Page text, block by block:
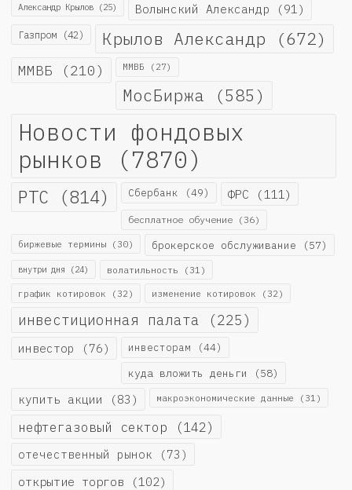
Александр Крылов (25) Волынский Александр (91)
Газпром (42) Крылов Александр (672)
ММВБ (210) ММВБ (27)
МосБиржа (585)
Новости фондовых
рынков (7870)
РТС (814) Сбербанк (49) ФРС (111)
бесплатное обучение (36)
биржевые термины (30) брокерское обслуживание (57)
внутри дня (24) волатильность (31)
график котировок (32) изменение котировок (32)
инвестиционная палата (225)
инвестор (76) инвесторам (44)
куда вложить деньги (58)
купить акции (83) макроэкономические данные (31)
нефтегазовый сектор (142)
отечественный рынок (73)
открытие торгов (102)